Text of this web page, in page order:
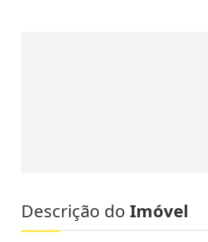
Descrição do Imóvel